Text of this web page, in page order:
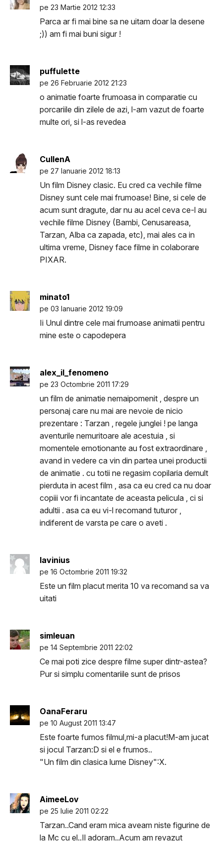
pe 23 Martie 2012 12:33
Parca ar fi mai bine sa ne uitam doar la desene
;)) am fi mai buni sigur !
puffulette
pe 26 Februarie 2012 21:23
o animatie foarte frumoasa in comparatie cu
porcariile din zilele de azi, l-am vazut de foarte
multe ori, si l-as revedea
CullenA
pe 27 Ianuarie 2012 18:13
Un film Disney clasic. Eu cred ca vechile filme
Disney sunt cele mai frumoase! Bine, si cele de
acum sunt dragute, dar nu au acel ceva ce-l au
vechile filme Disney (Bambi, Cenusareasa,
Tarzan, Alba ca zapada, etc), mai ales ca in
ultima vreme, Disney face filme in colaborare
PIXAR.
minato1
pe 03 Ianuarie 2012 19:09
Ii Unul dintre cele mai frumoase animatii pentru
mine este o capodepera
alex_il_fenomeno
pe 23 Octombrie 2011 17:29
un film de animatie nemaipomenit , despre un
personaj care nu mai are nevoie de nicio
prezentare : Tarzan , regele junglei ! pe langa
aventurile nemuritoare ale acestuia , si
momentele emotionante au fost extraordinare ,
avand in vedere ca vin din partea unei productii
de animatie . cu totii ne regasim copilaria demult
pierduta in acest film , asa ca eu cred ca nu doar
copiii vor fi incantate de aceasta pelicula , ci si
adultii . asa ca eu vi-l recomand tuturor ,
indiferent de varsta pe care o aveti .
lavinius
pe 16 Octombrie 2011 19:32
Este un film placut merita 10 va recomand sa va
uitati
simleuan
pe 14 Septembrie 2011 22:02
Ce mai poti zice despre filme super dintr-astea?
Pur si simplu comentariile sunt de prisos
OanaFeraru
pe 10 August 2011 13:47
Este foarte fumos filmul,mi-a placut!M-am jucat
si jocul Tarzan:D si el e frumos..
"Un film din clasica lume Disney":X.
AimeeLov
pe 25 Iulie 2011 02:22
Tarzan..Cand eram mica aveam niste figurine de
la Mc cu el..Il adoram..Acum am revazut